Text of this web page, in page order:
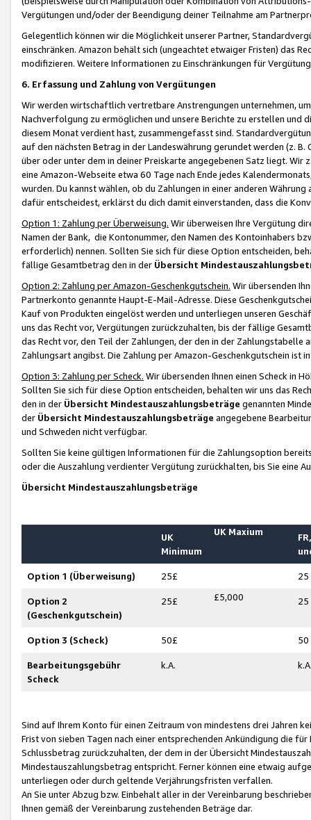
Vergütungen und/oder der Beendigung deiner Teilnahme am
Gelegentlich können wir die Möglichkeit unserer Partner,
einschränken. Amazon behält sich (ungeachtet etwaiger Fristen) das
modifizieren. Weitere Informationen zu Einschränkungen für
6. Erfassung und Zahlung von Vergütungen
Wir werden wirtschaftlich vertretbare Anstrengungen unternehmen,
Nachverfolgung zu ermöglichen und unsere Berichte zu erstellen und
diesem Monat verdient hast, zusammengefasst sind.
auf den nächsten Betrag in der Landeswährung gerundet werden (z.
über oder unter dem in deiner Preiskarte angegebenen Satz liegt.
eine Amazon-Webseite etwa 60 Tage nach Ende jedes
wurden. Du kannst wählen, ob du Zahlungen in einer anderen
dafür entscheidest, erklärst du dich damit einverstanden, dass die
Option 1: Zahlung per Überweisung. Wir überweisen Ihre Vergütung
Namen der Bank, die Kontonummer, den Namen des Kontoinhabers
erforderlich) nennen. Sollten Sie sich für diese Option entscheiden,
fällige Gesamtbetrag den in der Übersicht
Option 2: Zahlung per Amazon-Geschenkgutschein. Wir übersenden
Partnerkonto genannte Haupt-E-Mail-Adresse. Diese
Kauf von Produkten eingelöst werden und unterliegen unseren
uns das Recht vor, Vergütungen zurückzuhalten, bis der fällige
das Recht vor, den Teil der Zahlungen, der den in der
Zahlungsart angibst. Die Zahlung per Amazon-Geschenkgutschein ist
Option 3: Zahlung per Scheck. Wir übersenden Ihnen einen Scheck in
Sollten Sie sich für diese Option entscheiden, behalten wir uns das
den in der Übersicht Mindestauszahlungsbeträge genannten
der Übersicht Mindestauszahlungsbeträge angegebene
und Schweden nicht verfügbar.
Sollten Sie keine gültigen Informationen für die Zahlungsoption
oder die Auszahlung verdienter Vergütung zurückhalten, bis Sie
Übersicht Mindestauszahlungsbeträge
UK
Minimum
UK Maxium
Option 1 (Überweisung) 25£ 25
Option 2
(Geschenkgutschein)
25£ £5,000 25
Option 3 (Scheck) 50£ 50
Bearbeitungsgebühr
Scheck
k.A.
Sind auf Ihrem Konto für einen Zeitraum von mindestens drei Jahren
Frist von sieben Tagen nach einer entsprechenden Ankündigung die
Schlussbetrag zurückzuhalten, der dem in der Übersicht
Mindestauszahlungsbetrag entspricht. Ferner können eine etwaig
unterliegen oder durch geltende Verjährungsfristen verfallen.
An Sie unter Abzug bzw. Einbehalt aller in der Vereinbarung
Ihnen gemäß der Vereinbarung zustehenden Beträge dar.